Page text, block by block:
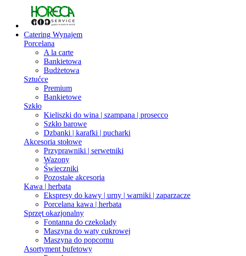
Catering Wynajem
Porcelana
A la carte
Bankietowa
Budżetowa
Sztućce
Premium
Bankietowe
Szkło
Kieliszki do wina | szampana | prosecco
Szkło barowe
Dzbanki | karafki | pucharki
Akcesoria stołowe
Przyprawniki | serwetniki
Wazony
Świeczniki
Pozostałe akcesoria
Kawa | herbata
Ekspresy do kawy | urny | warniki | zaparzacze
Porcelana kawa | herbata
Sprzęt okazjonalny
Fontanna do czekolady
Maszyna do waty cukrowej
Maszyna do popcornu
Asortyment bufetowy